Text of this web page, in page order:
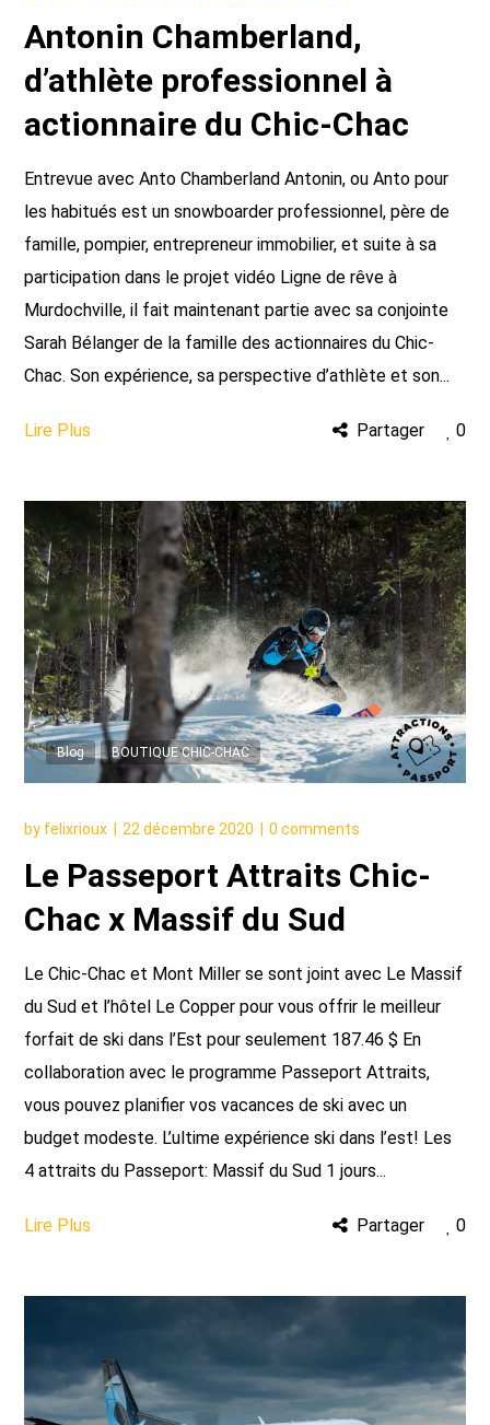
Antonin Chamberland,
d’athlète professionnel à
actionnaire du Chic-Chac
Entrevue avec Anto Chamberland Antonin, ou Anto pour
les habitués est un snowboarder professionnel, père de
famille, pompier, entrepreneur immobilier, et suite à sa
participation dans le projet vidéo Ligne de rêve à
Murdochville, il fait maintenant partie avec sa conjointe
Sarah Bélanger de la famille des actionnaires du Chic-
Chac. Son expérience, sa perspective d’athlète et son...
Lire Plus Partager 0
Blog BOUTIQUE CHIC-CHAC
by felixrioux 22 décembre 2020 0 comments
Le Passeport Attraits Chic-
Chac x Massif du Sud
Le Chic-Chac et Mont Miller se sont joint avec Le Massif
du Sud et l’hôtel Le Copper pour vous offrir le meilleur
forfait de ski dans l’Est pour seulement 187.46 $ En
collaboration avec le programme Passeport Attraits,
vous pouvez planifier vos vacances de ski avec un
budget modeste. L’ultime expérience ski dans l’est! Les
4 attraits du Passeport: Massif du Sud 1 jours...
Lire Plus Partager 0